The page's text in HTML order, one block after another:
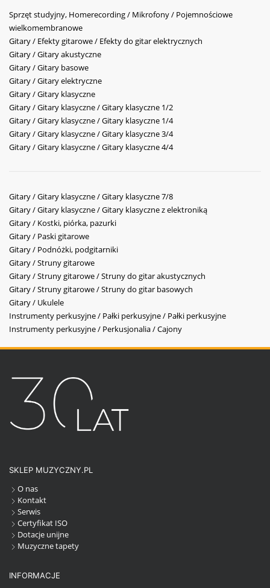
Sprzęt studyjny, Homerecording / Mikrofony / Pojemnościowe
wielkomembranowe
Gitary / Efekty gitarowe / Efekty do gitar elektrycznych
Gitary / Gitary akustyczne
Gitary / Gitary basowe
Gitary / Gitary elektryczne
Gitary / Gitary klasyczne
Gitary / Gitary klasyczne / Gitary klasyczne 1/2
Gitary / Gitary klasyczne / Gitary klasyczne 1/4
Gitary / Gitary klasyczne / Gitary klasyczne 3/4
Gitary / Gitary klasyczne / Gitary klasyczne 4/4
Gitary / Gitary klasyczne / Gitary klasyczne 7/8
Gitary / Gitary klasyczne / Gitary klasyczne z elektroniką
Gitary / Kostki, piórka, pazurki
Gitary / Paski gitarowe
Gitary / Podnóżki, podgitarniki
Gitary / Struny gitarowe
Gitary / Struny gitarowe / Struny do gitar akustycznych
Gitary / Struny gitarowe / Struny do gitar basowych
Gitary / Ukulele
Instrumenty perkusyjne / Pałki perkusyjne / Pałki perkusyjne
Instrumenty perkusyjne / Perkusjonalia / Cajony
SKLEP MUZYCZNY.PL
O nas
Kontakt
Serwis
Certyfikat ISO
Dotacje unijne
Muzyczne tapety
INFORMACJE